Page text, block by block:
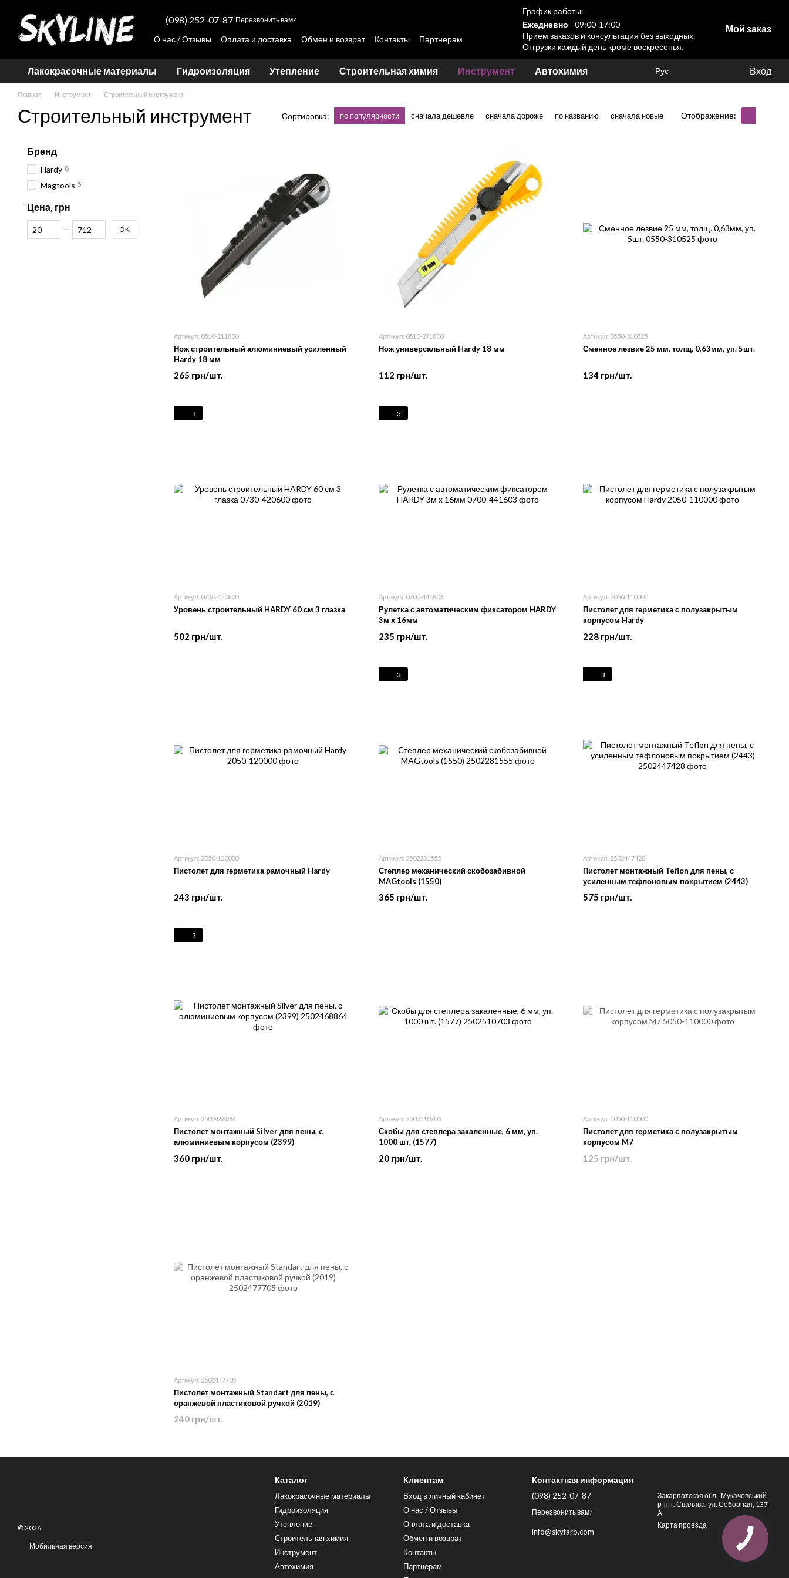
(098) 252-07-87 Перезвонить вам?
О нас / Отзывы Оплата и доставка Обмен и возврат Контакты
Партнерам
График работы:
Ежедневно - 09:00-17:00
Прием заказов и консультация без выходных.
Отгрузки каждый день кроме воскресенья.
Мой заказ
Лакокрасочные материалы Гидроизоляция Утепление Строительная химия Инструмент Автохимия Рус Вход
Главная Инструмент Строительный инструмент
Строительный инструмент Сортировка: по популярности сначала дешевле сначала дороже по названию сначала новые Отображение:
Артикул: 0510-211800
Нож строительный алюминиевый усиленный
Hardy 18 мм
265 грн/шт.
Артикул: 0510-271800
Нож универсальный Hardy 18 мм
112 грн/шт.
Артикул: 0550-310525
Сменное лезвие 25 мм, толщ. 0,63мм, уп. 5шт.
134 грн/шт.
3
Артикул: 0730-420600
Уровень строительный HARDY 60 см 3 глазка
502 грн/шт.
3
Артикул: 0700-441603
Рулетка с автоматическим фиксатором HARDY
3м х 16мм
235 грн/шт.
Артикул: 2050-110000
Пистолет для герметика с полузакрытым
корпусом Hardy
228 грн/шт.
Артикул: 2050-120000
Пистолет для герметика рамочный Hardy
243 грн/шт.
3
Артикул: 2502281555
Степлер механический скобозабивной
MAGtools (1550)
365 грн/шт.
3
Артикул: 2502447428
Пистолет монтажный Teflon для пены, с
усиленным тефлоновым покрытием (2443)
575 грн/шт.
3
Артикул: 2502468864
Пистолет монтажный Silver для пены, с
алюминиевым корпусом (2399)
360 грн/шт.
Артикул: 2502510703
Скобы для степлера закаленные, 6 мм, уп.
1000 шт. (1577)
20 грн/шт.
Артикул: 5050-110000
Пистолет для герметика с полузакрытым
корпусом M7
125 грн/шт.
Артикул: 2502477705
Пистолет монтажный Standart для пены, с
оранжевой пластиковой ручкой (2019)
240 грн/шт.
Бренд
Hardy 8
Magtools 5
Цена, грн
OK
© 2026
Мобильная версия
Каталог
Лакокрасочные материалы
Гидроизоляция
Утепление
Строительная химия
Инструмент
Автохимия
Клиентам
Вход в личный кабинет
О нас / Отзывы
Оплата и доставка
Обмен и возврат
Контакты
Партнерам
Контактная информация
(098) 252-07-87
Перезвонить вам?
info@skyfarb.com
Закарпатская обл., Мукачевський
р-н, г. Свалява, ул. Соборная, 137-
А
Карта проезда